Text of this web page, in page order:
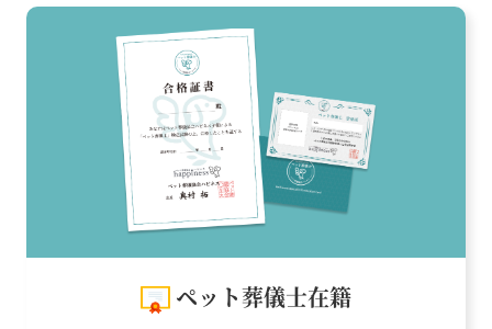
ペット葬儀士在籍